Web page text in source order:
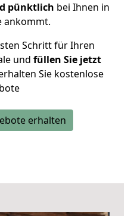
pünktlich bei Ihnen in
ankommt.
Schritt für Ihren
und füllen Sie jetzt
Sie kostenlose
erhalten